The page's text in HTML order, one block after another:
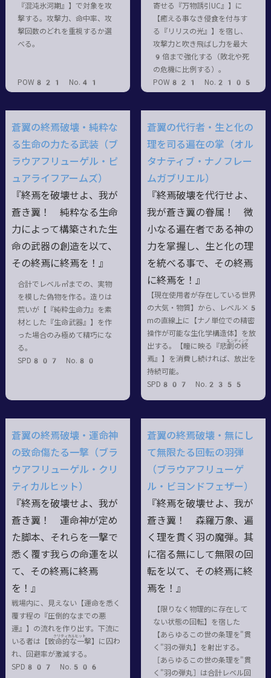
『混沌氷河期』】で対象を攻
撃する。攻撃力、命中率、攻
撃回数のどれを重視するか選
べる。
POW821 No.41
寄せる『万物誘引UC』】に
【癒える事なき侵食を付与す
る『リリスの光』】を宿し、
攻撃力と吹き飛ばし力を最大
9倍まで強化する（敗北や死
の危機に比例する）。
POW821 No.2105
蒼翼の終焉破壊・純粋な
る生命の力たる武装（ブ
ラウアフリューゲル・ピ
ュアライフアームズ）
『終焉を破壊せよ、我が
蒼き翼！ 純粋なる生命
力によって構築された生
命の武器の創造を以て、
その終焉に終焉を！』
合計でレベル㎥までの、実物
を模した偽物を作る。造りは
荒いが【『純粋生命力』を素
材とした『生命武器』】を作
った場合のみ極めて精巧にな
る。
SPD807 No.80
蒼翼の代行者・生と化の
理を司る遍在の掌（オル
タナティブ・ナノフレー
ムガブリエル）
『終焉破壊を代行せよ、
我が蒼き翼の眷属！ 微
小なる遍在者である神の
力を掌握し、生と化の理
を統べる事で、その終焉
に終焉を！』
【現在使用者が存在している世界
の大気・物質】から、レベル×5
mの直線上に【ナノ単位での精密
操作が可能な生化学構造体】を放
出する。【瞳に映る『悲劇 の
エンディング
終
焉』】を消費し続ければ、放出を
持続可能。
SPD807 No.2355
蒼翼の終焉破壊・運命神
の致命傷たる一撃（ブラ
ウアフリューゲル・クリ
ティカルヒット）
『終焉を破壊せよ、我が
蒼き翼！ 運命神が定め
た脚本、それらを一撃で
悉く覆す我らの命運を以
て、その終焉に終焉
を！』
戦場内に、見えない【運命を悉く
覆す程の『圧倒的なまでの悪
運』】の流れを作り出す。下流に
いる者は【致命的
クリティカルヒット
な一撃】に囚わ
れ、回避率が激減する。
SPD807 No.506
蒼翼の終焉破壊・無にし
て無限たる回転の羽弾
（ブラウアフリューゲ
ル・ビヨンドフェザー）
『終焉を破壊せよ、我が
蒼き翼！ 森羅万象、遍
く理を貫く羽の魔弾。其
に宿る無にして無限の回
転を以て、その終焉に終
焉を！』
【限りなく物理的に存在して
ない状態の回転】を宿した
【あらゆるこの世の条理を"貫
く"羽の弾丸】を射出する。
［あらゆるこの世の条理を"貫
く"羽の弾丸］は合計レベル回